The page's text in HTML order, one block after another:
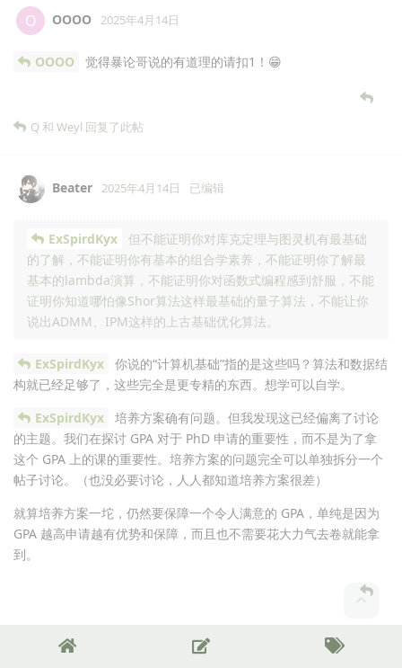
O OOOO 2025年4月14日
OOOO 觉得暴论哥说的有道理的请扣1！😁
Q 和 Weyl 回复了此帖
Beater 2025年4月14日 已编辑
ExSpirdKyx
但不能证明你对库克定理与图灵机有最基础
的了解，不能证明你有基本的组合学素养，不能证明你了解最
基本的lambda演算，不能证明你对函数式编程感到舒服，不能
证明你知道哪怕像Shor算法这样最基础的量子算法，不能让你
说出ADMM、IPM这样的上古基础优化算法。
ExSpirdKyx
你说的“计算机基础”指的是这些吗？算法和数据结
构就已经足够了，这些完全是更专精的东西。想学可以自学。
ExSpirdKyx
培养方案确有问题。但我发现这已经偏离了讨论
的主题。我们在探讨 GPA 对于 PhD 申请的重要性，而不是为了拿
这个 GPA 上的课的重要性。培养方案的问题完全可以单独拆分一个
帖子讨论。（也没必要讨论，人人都知道培养方案很差）
就算培养方案一坨，仍然要保障一个令人满意的 GPA，单纯是因为
GPA 越高申请越有优势和保障，而且也不需要花大力气去卷就能拿
到。